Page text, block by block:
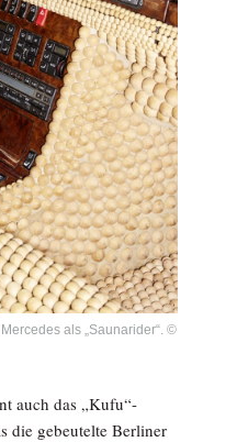
als „Saunarider“. ©
auch das „Kufu“-
die gebeutelte Berliner